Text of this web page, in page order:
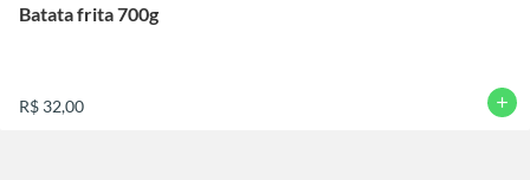
Batata frita 700g
R$ 32,00 add